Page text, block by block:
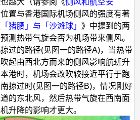
置与香港国际机场侧风的强度有著
「猪腰」与「沙滩球」 》中提到的两
测热带气旋会否为机场带来侧风。
过的路径(见图一的路径A)，当热带
起由西北方而来的侧风影响航班升
港时，机场会改吹较接近平行于跑
掠过时(见图一的路径B)，情况刚好
的东北风，然后热带气旋在西南面
升降的影响才更大。